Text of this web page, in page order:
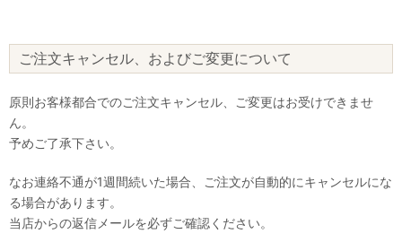
ご注文キャンセル、およびご変更について
原則お客様都合でのご注文キャンセル、ご変更はお受けできませ
ん。
予めご了承下さい。
なお連絡不通が1週間続いた場合、ご注文が自動的にキャンセルにな
る場合があります。
当店からの返信メールを必ずご確認ください。